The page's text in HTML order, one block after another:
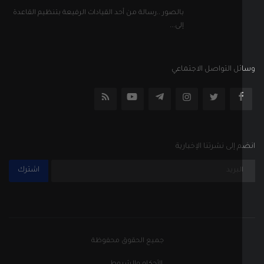
بالصور ..رسالة من أحد القيادات الرفيعة بتنظيم القاعدة
التواصل الاجتماعي
إلى نشرتنا الإخبارية
جميع الحقوق محفوظة